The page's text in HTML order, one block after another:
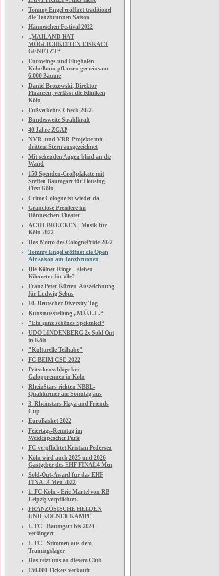
Tommy Engel eröffnet traditionel
die Tanzbrunnen Saison
Hänneschen Festival 2022
„MAILAND HAT
MÖGLICHKEITEN EISKALT
GENUTZT“
Eurowings und Flughafen
Köln/Bonn pflanzen gemeinsam
6.000 Bäume
Daniel Brozowski, Direktor
Finanzen, verlässt die Kliniken
Köln
Fußverkehrs-Check 2022
Bundesweite Strahlkraft
40 Jahre ZGAP
NVR- und VRR-Projekte mit
drittem Stern ausgezeichnet
Mit sehenden Augen blind an die
Wand
150 Spenden-Großplakate mit
Steffen Baumgart für Housing
First Köln
Crime Cologne ist wieder da
Grandiose Premiere im
Hänneschen Theater
ACHT BRÜCKEN | Musik für
Köln 2022
Das Motto des ColognePride 2022
Tommy Engel eröffnet die Open
Air saison am Tanzbrunnen
Die Kölner Ringe – sieben
Kilometer für alle?
Franz Peter Kürten-Auszeichnung
für Ludwig Sebus
10. Deutscher Diversity-Tag
Kunstausstellung „M.Ü.L.L.“
"Ein ganz schönes Spektakel“
UDO LINDENBERG 2x Sold Out
in Köln
"Kulturelle Teilhabe"
FC BEIM CSD 2022
Peitschenschläge bei
Galopprennen in Köln
RheinStars richten NBBL-
Qualiturnier am Sonntag aus
3. Rheinstars Playa and Friends
Cup
EuroBasket 2022
Feiertags-Renntag im
Weidenpescher Park
FC verpflichtet Kristian Pedersen
Köln wird auch 2025 und 2026
Gastgeber des EHF FINAL4 Men
Sold-Out-Award für das EHF
FINAL4 Men 2022
1. FC Köln - Eric Martel von RB
Leipzig verpflichtet.
FRANZÖSISCHE HELDEN
UND KÖLNER KAMPF
1. FC - Baumgart bis 2024
verlängert
1. FC - Stimmen aus dem
Trainingslager
Das reizt uns an diesem Club
150.000 Tickets verkauft